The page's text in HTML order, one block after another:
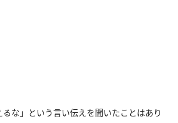
るな」という言い伝えを聞いたことはあり